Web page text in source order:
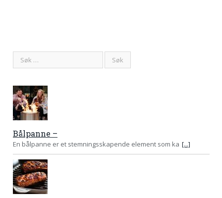
Bålpanne –
En bålpanne er et stemningsskapende element som ka [...]